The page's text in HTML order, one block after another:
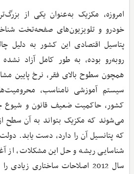
امروزه، مکزیک به‌عنوان یکی از
خودرو و تلویزیون‌های صفحه‌تخت
پتاسیل اقتصادی این کشور به دلیل
روبه‌رو بوده، به طور کامل آزاد
همچون سطوح بالای فقر، نرخ پایین
سیستم آموزشی نامناسب،
کشور، حاکمیت ضعیف قانون و شیوع
می‌شوند که مکزیک بتواند به آن سطح
که پتانسیل آن را دارد، دست یابد.
شناسایی ریشه و حل این مشکلات، از
سال 2012 اصلاحات ساختاری